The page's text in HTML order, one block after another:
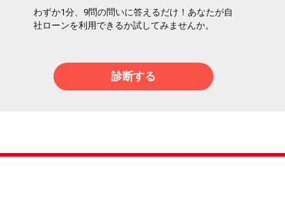
わずか1分、9問の問いに答えるだけ！あなたが自
社ローンを利用できるか試してみませんか。
診断する